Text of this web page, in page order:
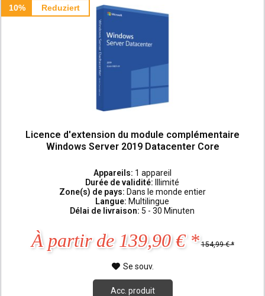
10% Reduziert
Licence d'extension du module complémentaire
Windows Server 2019 Datacenter Core
Appareils: 1 appareil
Durée de validité:
Illimité
Zone(s) de pays: Dans le monde entier
Langue: Multilingue
Délai de livraison: 5 - 30 Minuten
À partir de 139,90 € * 154,99 € *
Se souv.
Acc. produit